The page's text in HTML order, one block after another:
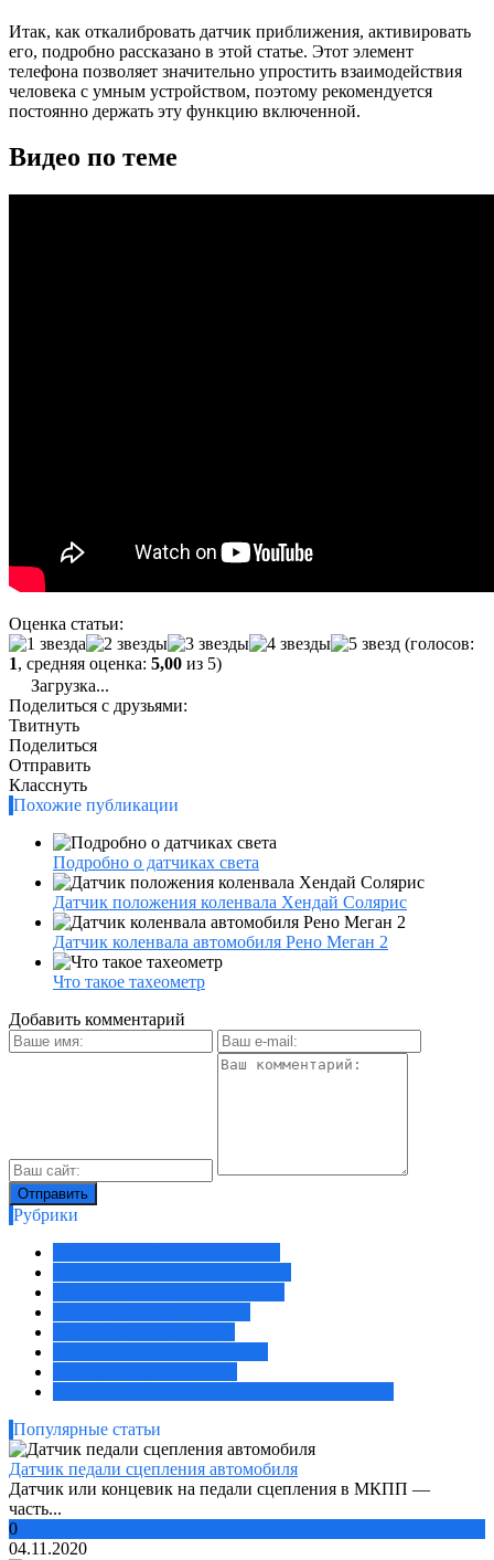
Итак, как откалибровать датчик приближения, активировать
его, подробно рассказано в этой статье. Этот элемент
телефона позволяет значительно упростить взаимодействия
человека с умным устройством, поэтому рекомендуется
постоянно держать эту функцию включенной.
Видео по теме
Оценка статьи:
(голосов:
1, средняя оценка: 5,00 из 5)
Загрузка...
Поделиться с друзьями:
Твитнуть
Поделиться
Отправить
Класснуть
Похожие публикации
Подробно о датчиках света
Датчик положения коленвала Хендай Солярис
Датчик коленвала автомобиля Рено Меган 2
Что такое тахеометр
Добавить комментарий
Рубрики
Популярные статьи
Датчик педали сцепления автомобиля
Датчик или концевик на педали сцепления в МКПП —
часть...
0
04.11.2020